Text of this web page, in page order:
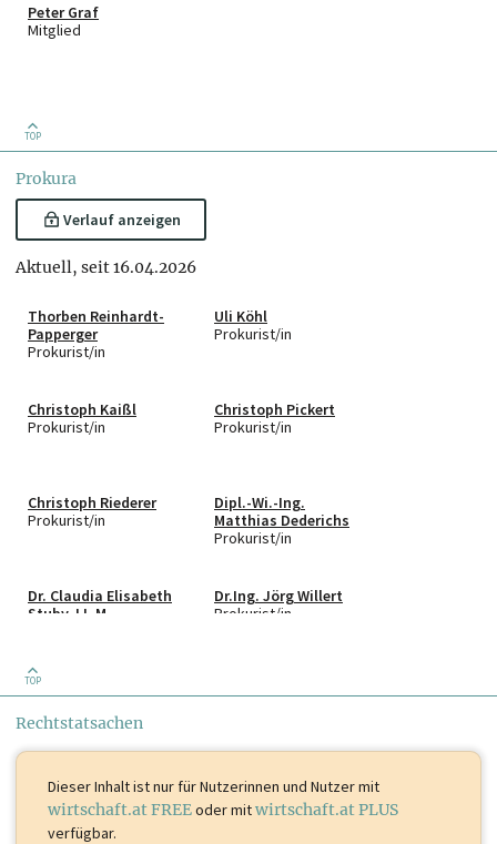
Peter Graf
Mitglied
TOP
Prokura
Verlauf anzeigen
Aktuell, seit 16.04.2026
Thorben Reinhardt-
Papperger
Prokurist/in
Uli Köhl
Prokurist/in
Christoph Kaißl
Prokurist/in
Christoph Pickert
Prokurist/in
Christoph Riederer
Prokurist/in
Dipl.-Wi.-Ing.
Matthias Dederichs
Prokurist/in
Dr. Claudia Elisabeth
Stuby, LL.M.
Dr.Ing. Jörg Willert
Prokurist/in
Jürgen Kunze
TOP
Rechtstatsachen
Dieser Inhalt istnur für Nutzerinnen und Nutzer mit
wirtschaft.at FREEoder mitwirtschaft.at PLUS
verfügbar.